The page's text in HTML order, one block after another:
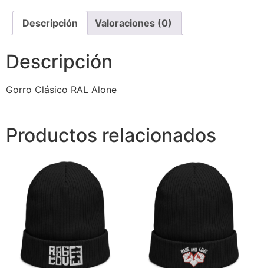
Descripción Valoraciones (0)
Descripción
Gorro Clásico RAL Alone
Productos relacionados